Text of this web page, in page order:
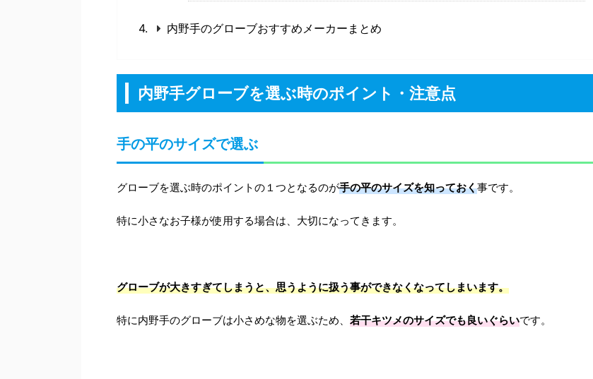
内野手のグローブおすすめメーカーまとめ
内野手グローブを選ぶ時のポイント・注意点
手の平のサイズで選ぶ
グローブを選ぶ時のポイントの１つとなるのが手の平のサイズを知っておく事です。
特に小さなお子様が使用する場合は、大切になってきます。
グローブが大きすぎてしまうと、思うように扱う事ができなくなってしまいます。
特に内野手のグローブは小さめな物を選ぶため、 若干キツメのサイズでも良いぐらいです。